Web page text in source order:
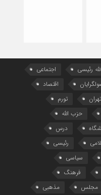
رئیسی
اجتماعی
اقتصاد
تهران
تورم
حزب الله
درس
رئیسی
سیاسی
فرهنگ
مجلس مذهبی